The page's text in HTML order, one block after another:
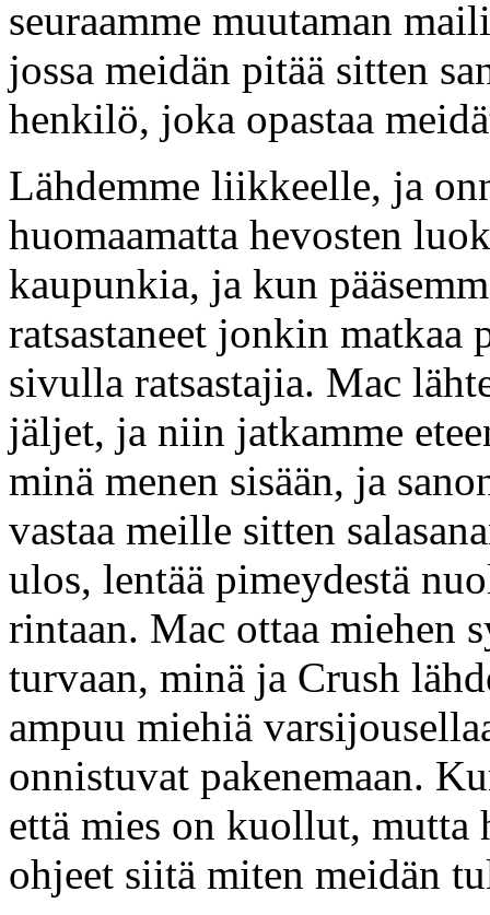
seuraamme muutaman
jossa meidän pitää sitten
henkilö, joka opastaa
Lähdemme liikkeelle, ja
huomaamatta hevosten
kaupunkia, ja kun
ratsastaneet jonkin matkaa
sivulla ratsastajia. Mac
jäljet, ja niin jatkamme
minä menen sisään, ja
vastaa meille sitten
ulos, lentää pimeydestä
rintaan. Mac ottaa miehen
turvaan, minä ja Crush
ampuu miehiä
onnistuvat pakenemaan.
että mies on kuollut,
ohjeet siitä miten meidän